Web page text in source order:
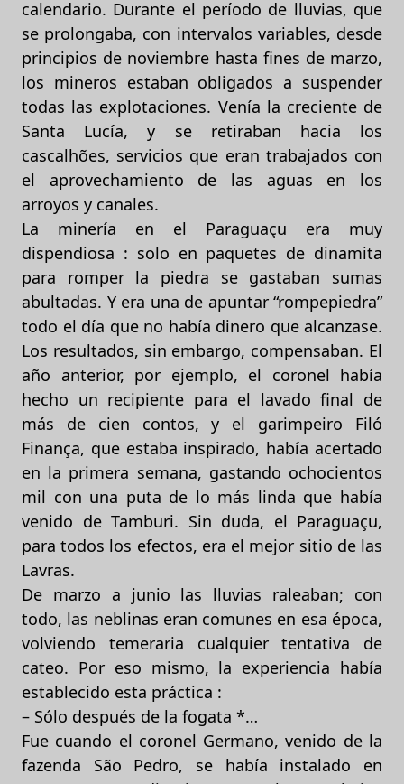
calendario. Durante el período de lluvias, que
se prolongaba, con intervalos variables, desde
principios de noviembre hasta fines de marzo,
los mineros estaban obligados a suspender
todas las explotaciones. Venía la creciente de
Santa Lucía, y se retiraban hacia los
cascalhões, servicios que eran trabajados con
el aprovechamiento de las aguas en los
arroyos y canales.
La minería en el Paraguaçu era muy
dispendiosa : solo en paquetes de dinamita
para romper la piedra se gastaban sumas
abultadas. Y era una de apuntar “rompepiedra”
todo el día que no había dinero que alcanzase.
Los resultados, sin embargo, compensaban. El
año anterior, por ejemplo, el coronel había
hecho un recipiente para el lavado final de
más de cien contos, y el garimpeiro Filó
Finança, que estaba inspirado, había acertado
en la primera semana, gastando ochocientos
mil con una puta de lo más linda que había
venido de Tamburi. Sin duda, el Paraguaçu,
para todos los efectos, era el mejor sitio de las
Lavras.
De marzo a junio las lluvias raleaban; con
todo, las neblinas eran comunes en esa época,
volviendo temeraria cualquier tentativa de
cateo. Por eso mismo, la experiencia había
establecido esta práctica :
– Sólo después de la fogata *…
Fue cuando el coronel Germano, venido de la
fazenda São Pedro, se había instalado en